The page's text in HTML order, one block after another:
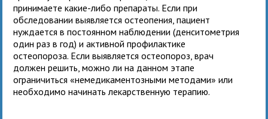
принимаете какие-либо препараты. Если при
обследовании выявляется остеопения, пациент
нуждается в постоянном наблюдении (денситометрия
один раз в год) и активной профилактике
остеопороза. Если выявляется остеопороз, врач
должен решить, можно ли на данном этапе
ограничиться «немедикаментозными методами» или
необходимо начинать лекарственную терапию.